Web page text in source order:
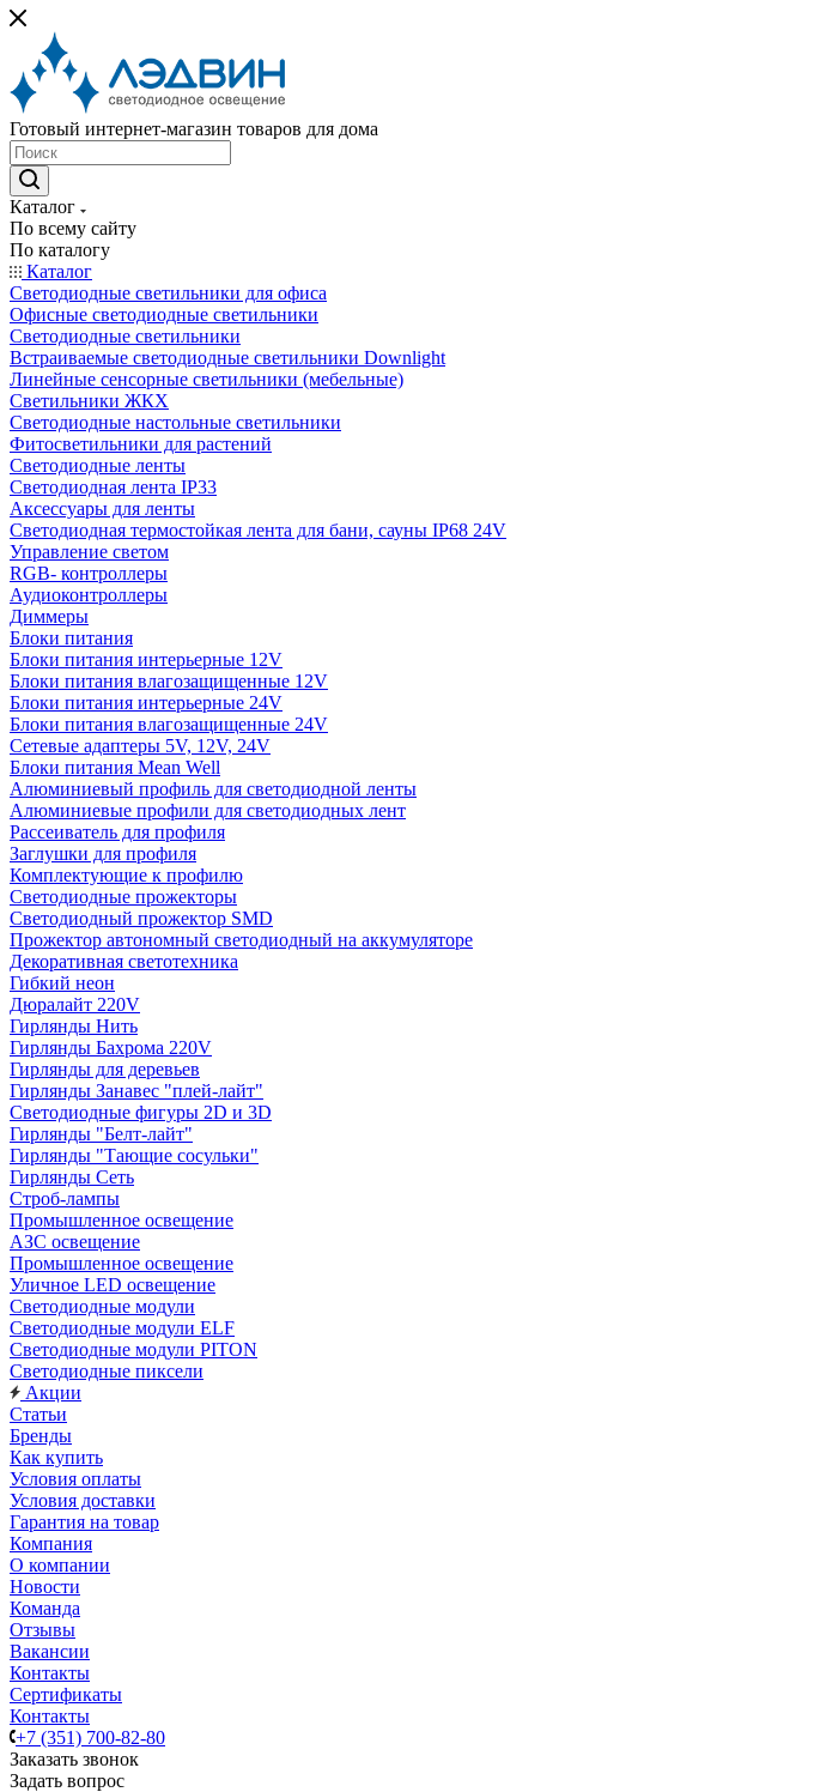
Готовый интернет-магазин товаров для дома
Каталог
По всему сайту
По каталогу
Каталог
Светодиодные светильники для офиса
Офисные светодиодные светильники
Светодиодные светильники
Встраиваемые светодиодные светильники Downlight
Линейные сенсорные светильники (мебельные)
Светильники ЖКХ
Светодиодные настольные светильники
Фитосветильники для растений
Светодиодные ленты
Светодиодная лента IP33
Аксессуары для ленты
Светодиодная термостойкая лента для бани, сауны IP68 24V
Управление светом
RGB- контроллеры
Аудиоконтроллеры
Диммеры
Блоки питания
Блоки питания интерьерные 12V
Блоки питания влагозащищенные 12V
Блоки питания интерьерные 24V
Блоки питания влагозащищенные 24V
Сетевые адаптеры 5V, 12V, 24V
Блоки питания Mean Well
Алюминиевый профиль для светодиодной ленты
Алюминиевые профили для светодиодных лент
Рассеиватель для профиля
Заглушки для профиля
Комплектующие к профилю
Светодиодные прожекторы
Светодиодный прожектор SMD
Прожектор автономный светодиодный на аккумуляторе
Декоративная светотехника
Гибкий неон
Дюралайт 220V
Гирлянды Нить
Гирлянды Бахрома 220V
Гирлянды для деревьев
Гирлянды Занавес "плей-лайт"
Светодиодные фигуры 2D и 3D
Гирлянды "Белт-лайт"
Гирлянды "Тающие сосульки"
Гирлянды Сеть
Строб-лампы
Промышленное освещение
АЗС освещение
Промышленное освещение
Уличное LED освещение
Светодиодные модули
Светодиодные модули ELF
Светодиодные модули PITON
Светодиодные пиксели
Акции
Статьи
Бренды
Как купить
Условия оплаты
Условия доставки
Гарантия на товар
Компания
О компании
Новости
Команда
Отзывы
Вакансии
Контакты
Сертификаты
Контакты
+7 (351) 700-82-80
Заказать звонок
Задать вопрос